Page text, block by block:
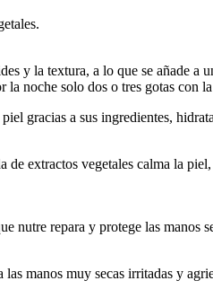
y la textura, a lo que se añade a
noche solo dos o tres gotas con
gracias a sus ingredientes,
extractos vegetales calma la
repara y protege las manos
manos muy secas irritadas y